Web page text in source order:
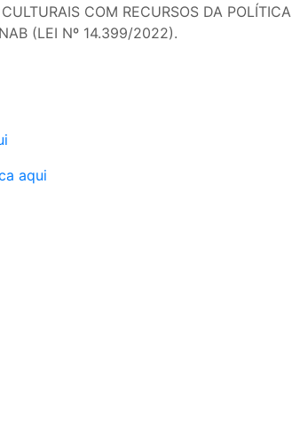
COM RECURSOS DA POLÍTICA
(LEI Nº 14.399/2022).
aqui